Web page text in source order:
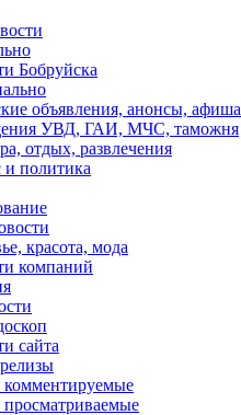
Бобруйска
объявления, анонсы, афиша
УВД, ГАИ, МЧС, таможня
отдых, развлечения
и политика
красота, мода
компаний
сайта